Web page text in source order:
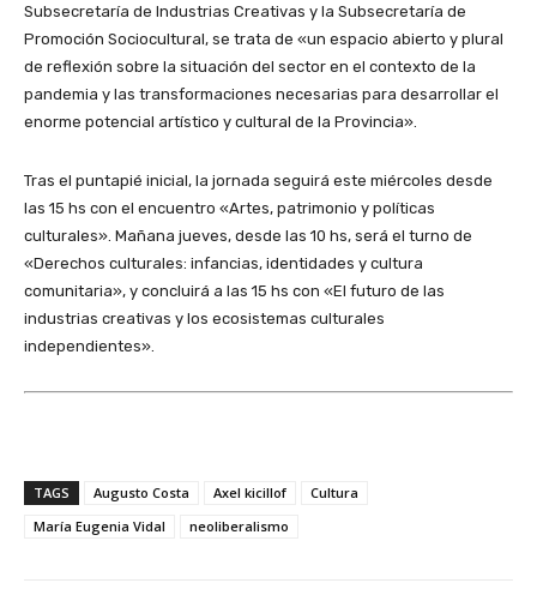
Subsecretaría de Industrias Creativas y la Subsecretaría de
Promoción Sociocultural, se trata de «un espacio abierto y plural
de reflexión sobre la situación del sector en el contexto de la
pandemia y las transformaciones necesarias para desarrollar el
enorme potencial artístico y cultural de la Provincia».
Tras el puntapié inicial, la jornada seguirá este miércoles desde
las 15 hs con el encuentro «Artes, patrimonio y políticas
culturales». Mañana jueves, desde las 10 hs, será el turno de
«Derechos culturales: infancias, identidades y cultura
comunitaria», y concluirá a las 15 hs con «El futuro de las
industrias creativas y los ecosistemas culturales
independientes».
TAGS Augusto Costa Axel kicillof
Cultura
María Eugenia Vidal
neoliberalismo